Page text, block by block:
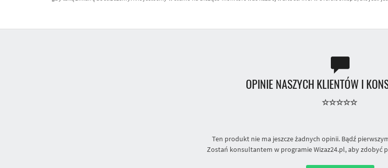
OPINIE NASZYCH KLIENTÓW I
Ten produkt nie ma jeszcze żadnych opinii. Bądź
Zostań konsultantem w programie Wizaz24.pl, aby zdobyć